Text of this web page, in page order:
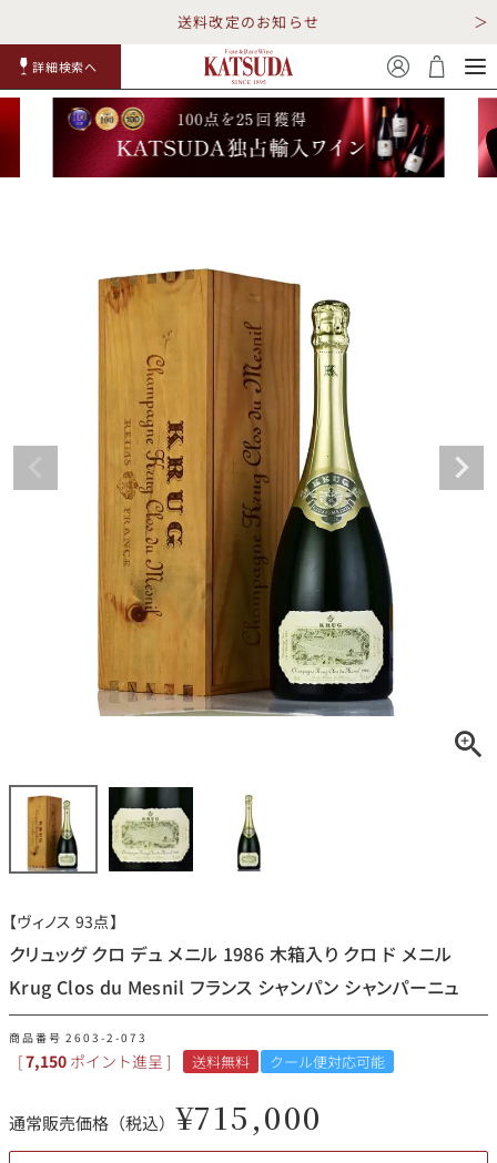
送料改定のお知らせ
詳細検索へ
白ワイ
ン ング ン
RP100
点
詳細検索する
勝田商店について
ショッピングガイド ギフトラッピング
銘柄から探す
DRC
生産地から探す
ボルドー
ローヌ
アメリカ
その他
イタリア ドイツ
チリ その他国
種類で探す
赤ワイン
スパークリング
〜9,999円
10,000円〜39,999円
40,000円〜79,999円
80,000円〜99,999円
500,000円〜
お得な情報を受け取る
お問い合わせ
【ヴィノス 93点】
クリュッグ クロ デュ メニル 1986 木箱入り クロ ド メニル
Krug Clos du Mesnil フランス シャンパン シャンパーニュ
商品番号 2603-2-073
[7,150 ポイント進呈 ] 送料無料 クール便対応可能
通常販売価格（税込） ¥715,000